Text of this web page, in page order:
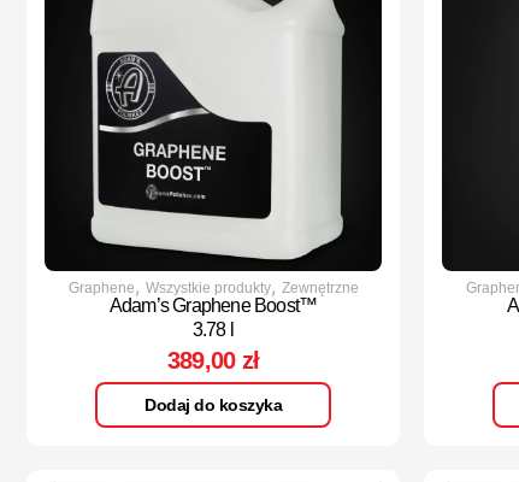
Graphene, Wszystkie produkty, Zewnętrzne
Adam’s Graphene Boost™
3.78 l
389,00 zł
Dodaj do koszyka